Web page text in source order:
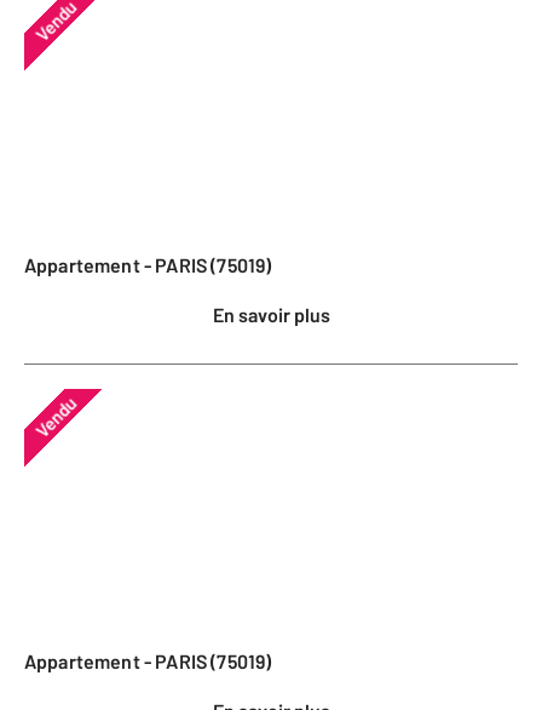
Vendu
Appartement - PARIS (75019)
En savoir plus
Vendu
Appartement - PARIS (75019)